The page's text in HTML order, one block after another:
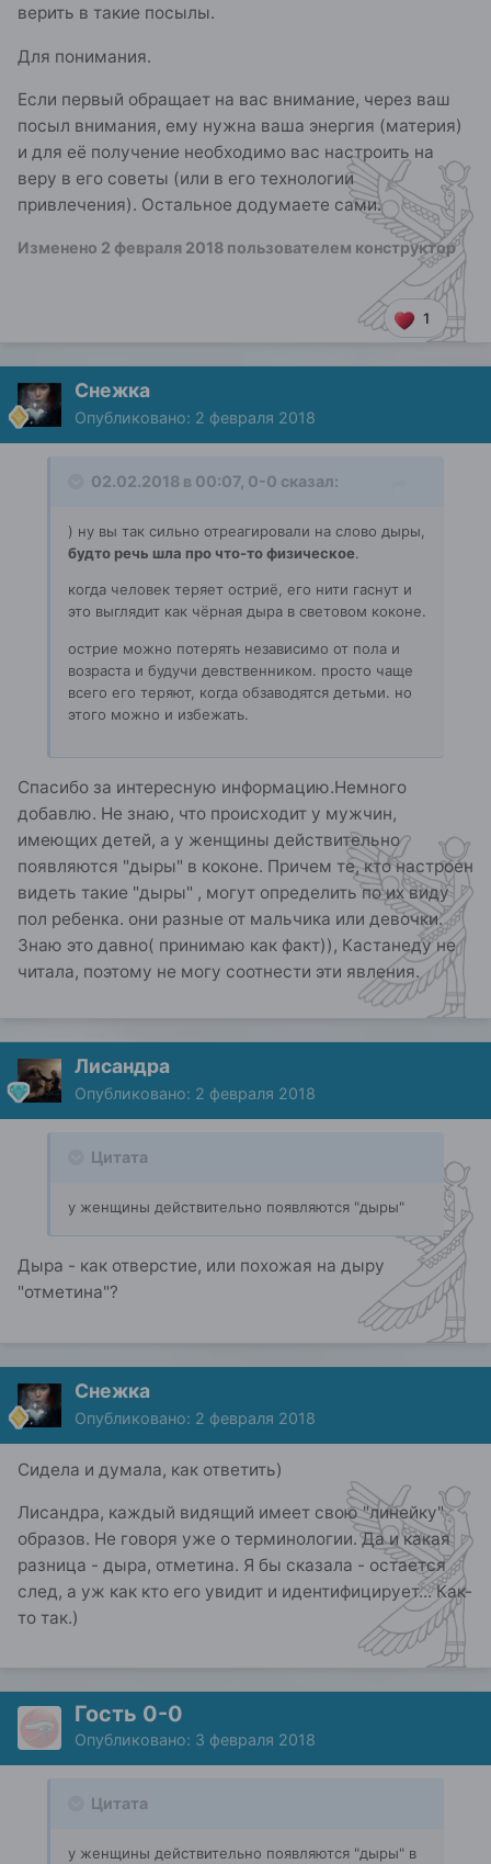
верить в такие посылы.
Для понимания.
Если первый обращает на вас внимание, через ваш
посыл внимания, ему нужна ваша энергия (материя)
и для её получение необходимо вас настроить на
веру в его советы (или в его технологии
привлечения). Остальное додумаете сами.
Изменено 2 февраля 2018 пользователем конструктор
1
Снежка
Опубликовано: 2 февраля 2018
02.02.2018 в 00:07, 0-0 сказал:
) ну вы так сильно отреагировали на слово дыры,
будто речь шла про что-то физическое.
когда человек теряет остриё, его нити гаснут и
это выглядит как чёрная дыра в световом коконе.
острие можно потерять независимо от пола и
возраста и будучи девственником. просто чаще
всего его теряют, когда обзаводятся детьми. но
этого можно и избежать.
Спасибо за интересную информацию.Немного
добавлю. Не знаю, что происходит у мужчин,
имеющих детей, а у женщины действительно
появляются "дыры" в коконе. Причем те, кто настроен
видеть такие "дыры" , могут определить по их виду
пол ребенка. они разные от мальчика или девочки.
Знаю это давно( принимаю как факт)), Кастанеду не
читала, поэтому не могу соотнести эти явления.
Лисандра
Опубликовано: 2 февраля 2018
Цитата
у женщины действительно появляются "дыры"
Дыра - как отверстие, или похожая на дыру
"отметина"?
Снежка
Опубликовано: 2 февраля 2018
Сидела и думала, как ответить)
Лисандра, каждый видящий имеет свою "линейку"
образов. Не говоря уже о терминологии. Да и какая
разница - дыра, отметина. Я бы сказала - остается
след, а уж как кто его увидит и идентифицирует... Как-
то так.)
Гость 0-0
Опубликовано: 3 февраля 2018
Цитата
у женщины действительно появляются "дыры" в